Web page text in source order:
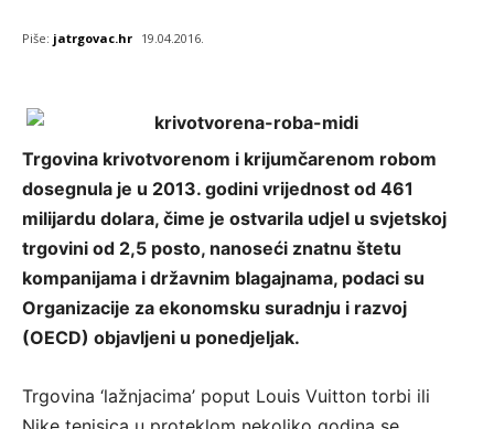
Piše: jatrgovac.hr 19.04.2016.
Trgovina krivotvorenom i krijumčarenom robom
dosegnula je u 2013. godini vrijednost od 461
milijardu dolara, čime je ostvarila udjel u svjetskoj
trgovini od 2,5 posto, nanoseći znatnu štetu
kompanijama i državnim blagajnama, podaci su
Organizacije za ekonomsku suradnju i razvoj
(OECD) objavljeni u ponedjeljak.
Trgovina ‘lažnjacima’ poput Louis Vuitton torbi ili